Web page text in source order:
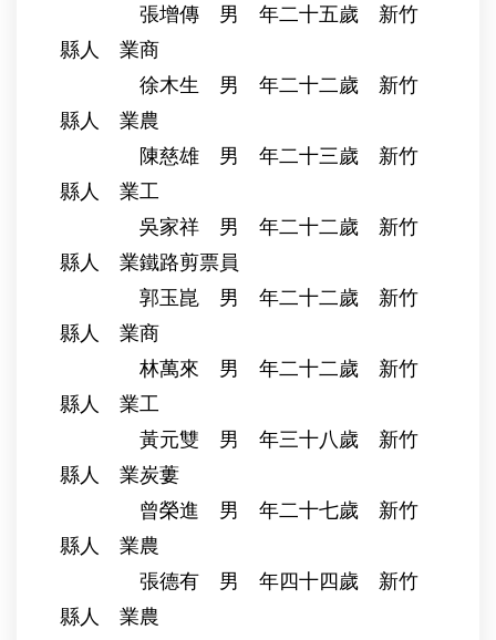
張增傳 男 年二十五歲 新竹
縣人 業商
徐木生 男 年二十二歲 新竹
縣人 業農
陳慈雄 男 年二十三歲 新竹
縣人 業工
吳家祥 男 年二十二歲 新竹
縣人 業鐵路剪票員
郭玉崑 男 年二十二歲 新竹
縣人 業商
林萬來 男 年二十二歲 新竹
縣人 業工
黃元雙 男 年三十八歲 新竹
縣人 業炭蔞
曾榮進 男 年二十七歲 新竹
縣人 業農
張德有 男 年四十四歲 新竹
縣人 業農